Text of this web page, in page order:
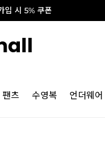
시 5% 쿠폰
팬츠 수영복 언더웨어